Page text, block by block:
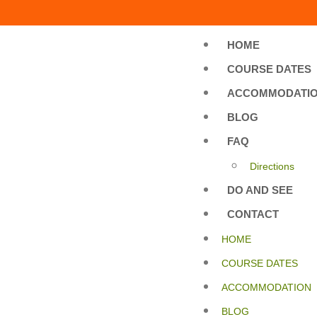
HOME
COURSE DATES
BLOG
FAQ
Directions
DO AND SEE
CONTACT
HOME
COURSE DATES
ACCOMMODATION
BLOG